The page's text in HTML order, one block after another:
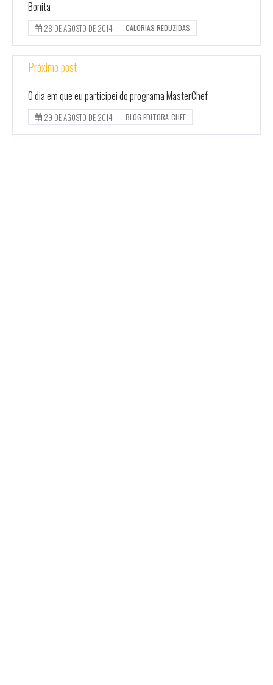
Bonita
28 DE AGOSTO DE 2014 CALORIAS REDUZIDAS
Próximo post
O dia em que eu participei do programa MasterChef
29 DE AGOSTO DE 2014 BLOG EDITORA-CHEF